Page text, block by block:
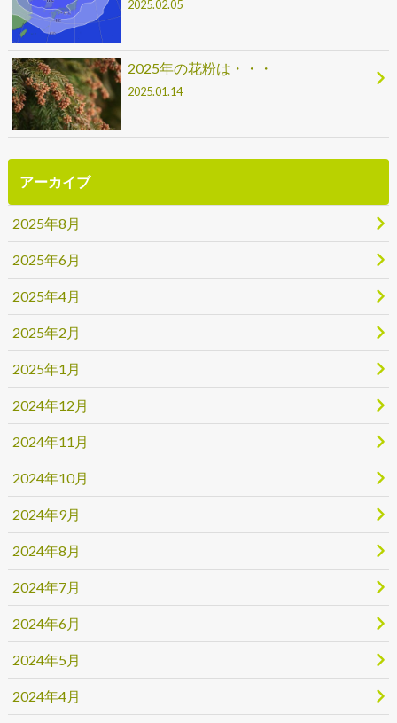
2025.02.05
2025年の花粉は・・・
2025.01.14
アーカイブ
2025年8月
2025年6月
2025年4月
2025年2月
2025年1月
2024年12月
2024年11月
2024年10月
2024年9月
2024年8月
2024年7月
2024年6月
2024年5月
2024年4月